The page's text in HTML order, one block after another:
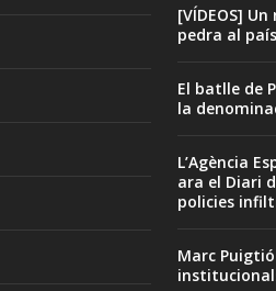
[VÍDEOS]
pedra al país
El batlle de
la
L’Agència
ara el Diari
policies
Marc